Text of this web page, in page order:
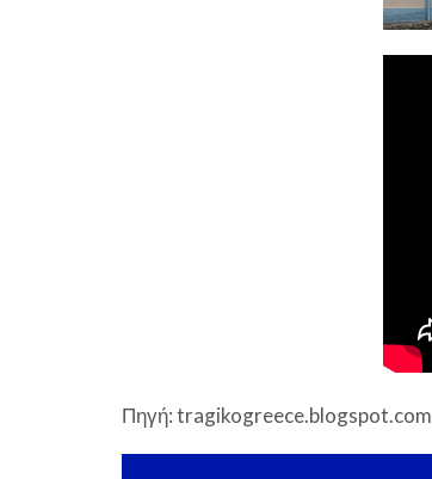
Πηγή: tragikogreece.blogspot.com